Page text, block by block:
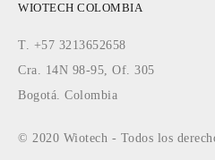
WIOTECH COLOMBIA
T. +57 3213652658
Cra. 14N 98-95, Of. 305
Bogotá. Colombia
© 2020 Wiotech - Todos los